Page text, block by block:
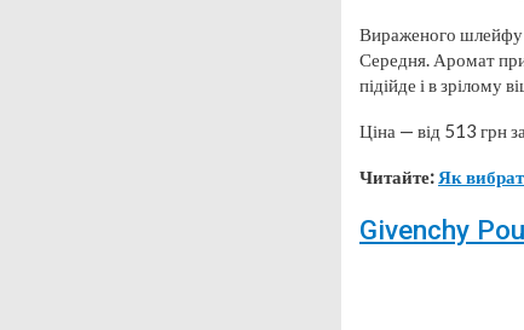
Вираженого шлейфу
Середня. Аромат
підійде і в зрілому
Ціна — від 513 грн
Читайте: Як
Givenchy